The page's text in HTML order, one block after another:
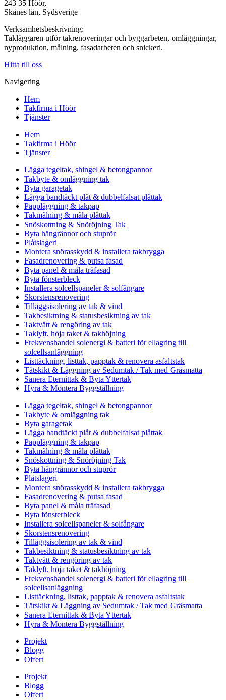
243 35 Höör,
Skånes län, Sydsverige
Verksamhetsbeskrivning:
Takläggaren utför takrenoveringar och byggarbeten, omläggningar,
nyproduktion, målning, fasadarbeten och snickeri.
Hitta till oss
Navigering
Hem
Takfirma i Höör
Tjänster
Hem
Takfirma i Höör
Tjänster
Lägga tegeltak, shingel & betongpannor
Takbyte & omläggning tak
Byta garagetak
Lägga bandtäckt plåt & dubbelfalsat plåttak
Pappläggning & takpap
Takmålning & måla plåttak
Snöskottning & Snöröjning Tak
Byta hängrännor och stuprör
Plåtslageri
Montera snörasskydd & installera takbrygga
Fasadrenovering & putsa fasad
Byta panel & måla träfasad
Byta fönsterbleck
Installera solcellspaneler & solfångare
Skorstensrenovering
Tilläggsisolering av tak & vind
Takbesiktning & statusbesiktning av tak
Taktvätt & rengöring av tak
Taklyft, höja taket & takhöjning
Frekvenshandel solenergi & batteri för ellagring till
solcellsanläggning
Listtäckning, listtak, papptak & renovera asfaltstak
Tätskikt & Läggning av Sedumtak / Tak med Gräsmatta
Sanera Eternittak & Byta Yttertak
Hyra & Montera Byggställning
Lägga tegeltak, shingel & betongpannor
Takbyte & omläggning tak
Byta garagetak
Lägga bandtäckt plåt & dubbelfalsat plåttak
Pappläggning & takpap
Takmålning & måla plåttak
Snöskottning & Snöröjning Tak
Byta hängrännor och stuprör
Plåtslageri
Montera snörasskydd & installera takbrygga
Fasadrenovering & putsa fasad
Byta panel & måla träfasad
Byta fönsterbleck
Installera solcellspaneler & solfångare
Skorstensrenovering
Tilläggsisolering av tak & vind
Takbesiktning & statusbesiktning av tak
Taktvätt & rengöring av tak
Taklyft, höja taket & takhöjning
Frekvenshandel solenergi & batteri för ellagring till
solcellsanläggning
Listtäckning, listtak, papptak & renovera asfaltstak
Tätskikt & Läggning av Sedumtak / Tak med Gräsmatta
Sanera Eternittak & Byta Yttertak
Hyra & Montera Byggställning
Projekt
Blogg
Offert
Projekt
Blogg
Offert